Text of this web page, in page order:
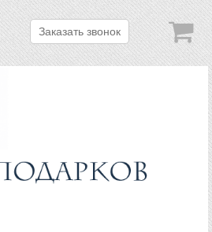
Заказать звонок